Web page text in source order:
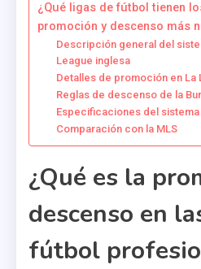
¿Qué ligas de fútbol tienen
promoción y descenso más
Descripción general del
League inglesa
Detalles de promoción en La
Reglas de descenso de la
Especificaciones del sistema
Comparación con la MLS
¿Qué es la
descenso en
fútbol